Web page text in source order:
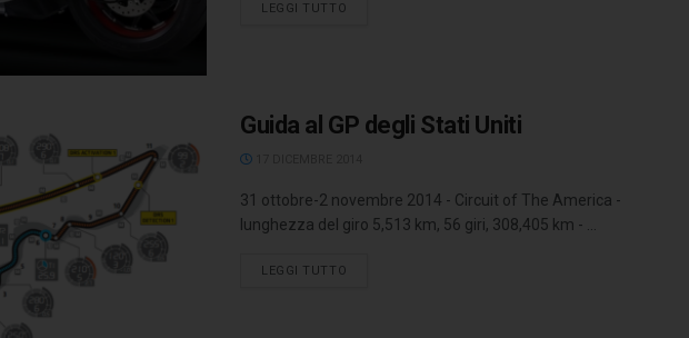
LEGGI TUTTO
Guida al GP degli Stati Uniti
31 ottobre-2 novembre 2014 - Circuit of The America -
lunghezza del giro 5,513 km, 56 giri, 308,405 km - ...
LEGGI TUTTO